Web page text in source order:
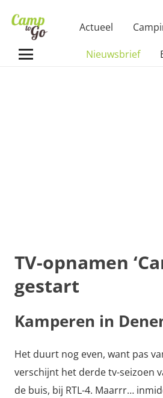
Actueel
Nieuwsbrief
TV-opnamen
gestart
Kamperen in
Het duurt nog even, want pas
verschijnt het derde tv-seizoen
de buis, bij RTL-4. Maarrr…